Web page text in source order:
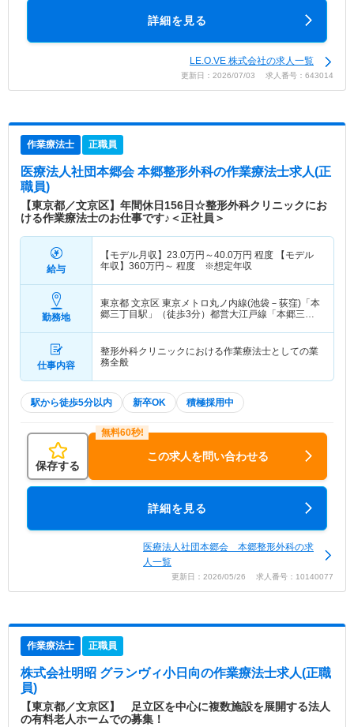
詳細を見る
LE.O.VE 株式会社の求人一覧
更新日：2026/07/03 求人番号：643014
作業療法士 正職員
医療法人社団本郷会 本郷整形外科の作業療法士求人(正
職員)
【東京都／文京区】年間休日156日☆整形外科クリニックにお
ける作業療法士のお仕事です♪＜正社員＞
給与
【モデル月収】 23.0万円～40.0万円 程度 【モデル
年収】 360万円～ 程度 ※想定年収
勤務地
東京都 文京区 東京メトロ丸ノ内線(池袋－荻窪)「本
郷三丁目駅」（徒歩3分）都営大江戸線「本郷三丁
仕事内容
整形外科クリニックにおける作業療法士としての業
務全般
駅から徒歩5分以内 新卒OK 積極採用中
保存する
この求人を問い合わせる
詳細を見る
医療法人社団本郷会 本郷整形外科の求
人一覧
更新日：2026/05/26 求人番号：10140077
作業療法士 正職員
株式会社明昭 グランヴィ小日向の作業療法士求人(正職
員)
【東京都／文京区】 足立区を中心に複数施設を展開する法人
の有料老人ホームでの募集！